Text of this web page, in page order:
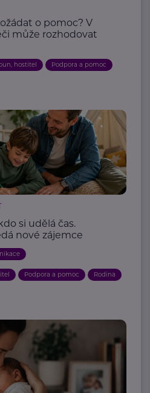
o pomoc? V
může rozhodovat
hostitel Podpora a pomoc
si udělá čas.
nové zájemce
Podpora a pomoc Rodina